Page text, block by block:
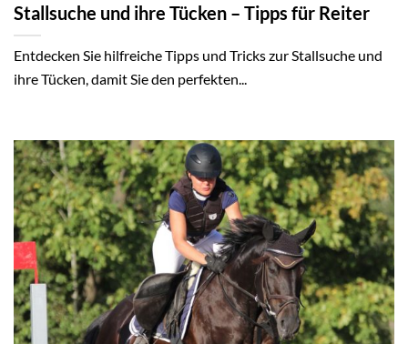
Stallsuche und ihre Tücken – Tipps für Reiter
Entdecken Sie hilfreiche Tipps und Tricks zur Stallsuche und
ihre Tücken, damit Sie den perfekten...